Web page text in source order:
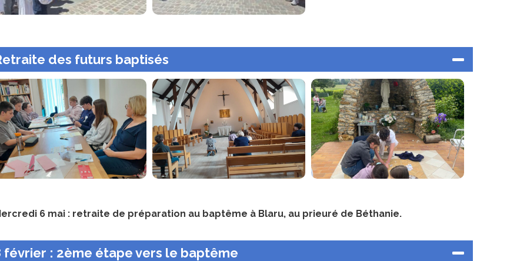
des futurs baptisés
6 mai : retraite de préparation au baptême à Blaru, au prieuré de Béthanie.
février : 2ème étape vers le baptême